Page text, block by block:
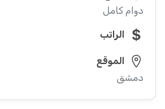
دوام كامل
الراتب
الموقع
دمشق